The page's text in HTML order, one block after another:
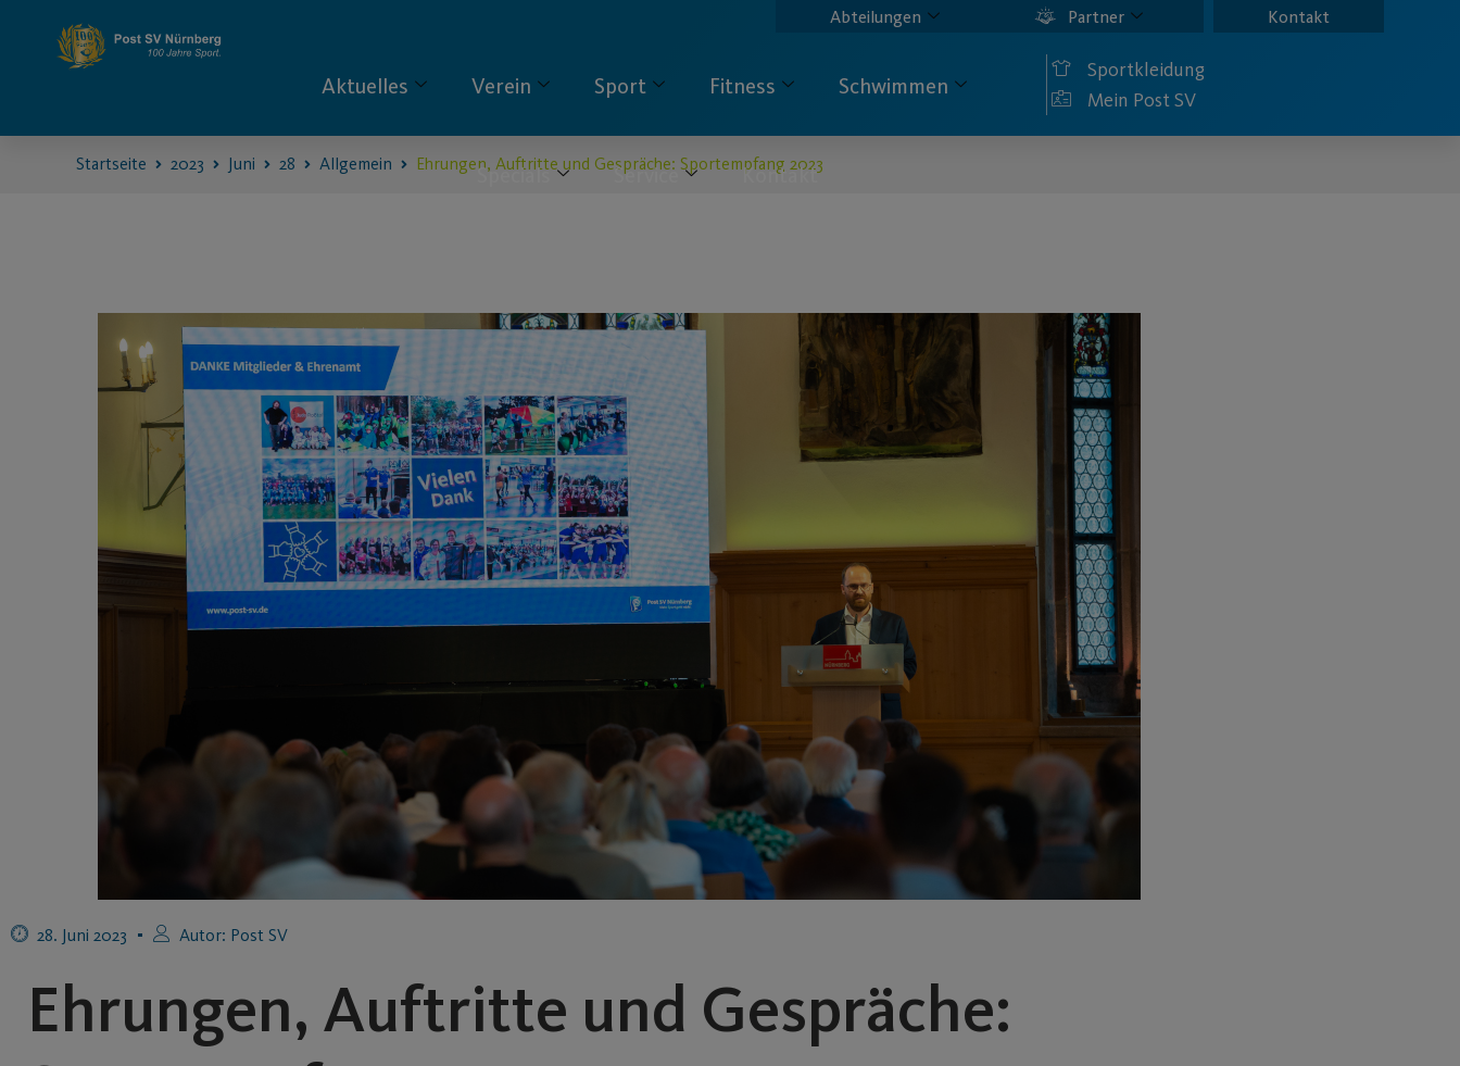
Abteilungen Partner Kontakt
Aktuelles Verein Sport Fitness Schwimmen
Specials Service Kontakt
Sportkleidung
Mein Post SV
Startseite 2023 Juni 28 Allgemein Ehrungen, Auftritte und Gespräche: Sportempfang 2023
28. Juni 2023 Autor: Post SV
Ehrungen, Auftritte und Gespräche: